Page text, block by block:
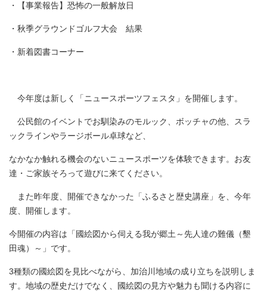
・【事業報告】恐怖の一般解放日
・秋季グラウンドゴルフ大会 結果
・新着図書コーナー
今年度は新しく「ニュースポーツフェスタ」を開催します。
公民館のイベントでお馴染みのモルック、ボッチャの他、スラ
ックラインやラージボール卓球など、
なかなか触れる機会のないニュースポーツを体験できます。お友
達・ご家族そろって遊びに来てください。
また昨年度、開催できなかった「ふるさと歴史講座」を、今年
度、開催します。
今開催の内容は「國絵図から伺える我が郷土～先人達の難儀（墾
田魂）～」です。
3種類の國絵図を見比べながら、加治川地域の成り立ちを説明しま
す。地域の歴史だけでなく、國絵図の見方や魅力も聞ける内容に